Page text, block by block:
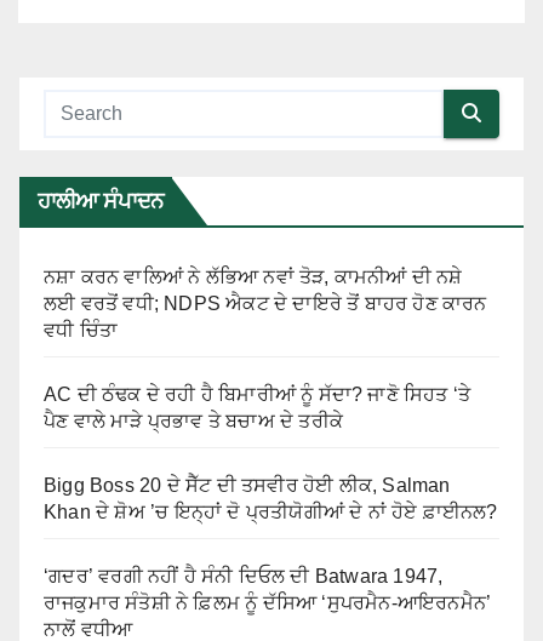
ਹਾਲੀਆ ਸੰਪਾਦਨ
ਨਸ਼ਾ ਕਰਨ ਵਾਲਿਆਂ ਨੇ ਲੱਭਿਆ ਨਵਾਂ ਤੋੜ, ਕਾਮਨੀਆਂ ਦੀ ਨਸ਼ੇ
ਲਈ ਵਰਤੋਂ ਵਧੀ; NDPS ਐਕਟ ਦੇ ਦਾਇਰੇ ਤੋਂ ਬਾਹਰ ਹੋਣ ਕਾਰਨ
ਵਧੀ ਚਿੰਤਾ
AC ਦੀ ਠੰਢਕ ਦੇ ਰਹੀ ਹੈ ਬਿਮਾਰੀਆਂ ਨੂੰ ਸੱਦਾ? ਜਾਣੋ ਸਿਹਤ ‘ਤੇ
ਪੈਣ ਵਾਲੇ ਮਾੜੇ ਪ੍ਰਭਾਵ ਤੇ ਬਚਾਅ ਦੇ ਤਰੀਕੇ
Bigg Boss 20 ਦੇ ਸੈੱਟ ਦੀ ਤਸਵੀਰ ਹੋਈ ਲੀਕ, Salman
Khan ਦੇ ਸ਼ੋਅ ’ਚ ਇਨ੍ਹਾਂ ਦੋ ਪ੍ਰਤੀਯੋਗੀਆਂ ਦੇ ਨਾਂ ਹੋਏ ਫ਼ਾਈਨਲ?
‘ਗਦਰ’ ਵਰਗੀ ਨਹੀਂ ਹੈ ਸੰਨੀ ਦਿਓਲ ਦੀ Batwara 1947,
ਰਾਜਕੁਮਾਰ ਸੰਤੋਸ਼ੀ ਨੇ ਫ਼ਿਲਮ ਨੂੰ ਦੱਸਿਆ ‘ਸੁਪਰਮੈਨ-ਆਇਰਨਮੈਨ’
ਨਾਲੋਂ ਵਧੀਆ